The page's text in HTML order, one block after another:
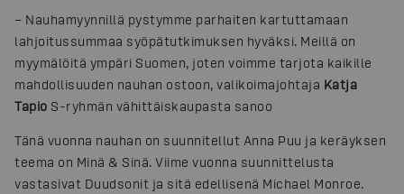
– Nauhamyynnillä pystymme parhaiten kartuttamaan
lahjoitussummaa syöpätutkimuksen hyväksi. Meillä on
myymälöitä ympäri Suomen, joten voimme tarjota kaikille
mahdollisuuden nauhan ostoon, valikoimajohtaja Katja
Tapio S-ryhmän vähittäiskaupasta sanoo
Tänä vuonna nauhan on suunnitellut Anna Puu ja keräyksen
teema on Minä & Sinä. Viime vuonna suunnittelusta
vastasivat Duudsonit ja sitä edellisenä Michael Monroe.